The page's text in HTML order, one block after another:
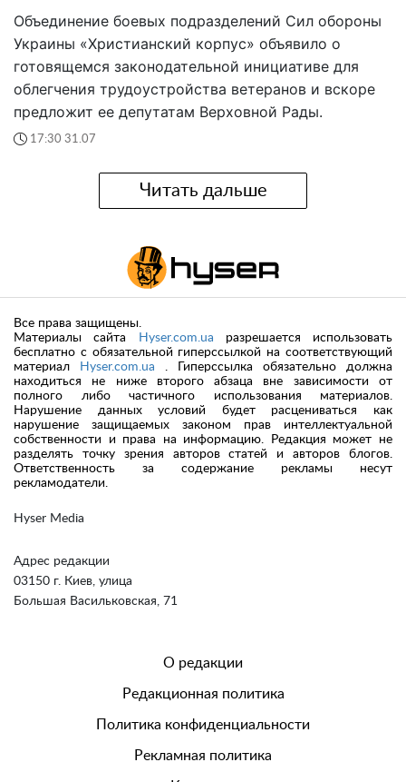
Объединение боевых подразделений Сил обороны
Украины «Христианский корпус» объявило о
готовящемся законодательной инициативе для
облегчения трудоустройства ветеранов и вскоре
предложит ее депутатам Верховной Рады.
17:30 31.07
Читать дальше
Hyser Media
Адрес редакции
03150 г. Киев, улица
Большая Васильковская, 71
Все права защищены.
Материалы сайта
Hyser.com.ua разрешается использовать
бесплатно с обязательной гиперссылкой на соответствующий
материал
Hyser.com.ua . Гиперссылка обязательно должна
находиться не ниже второго абзаца вне зависимости от
полного либо частичного использования материалов.
Нарушение данных условий будет расцениваться как
нарушение защищаемых законом прав интеллектуальной
собственности и права на информацию. Редакция может не
разделять точку зрения авторов статей и авторов блогов.
Ответственность за содержание рекламы несут
рекламодатели.
О редакции
Редакционная политика
Политика конфиденциальности
Рекламная политика